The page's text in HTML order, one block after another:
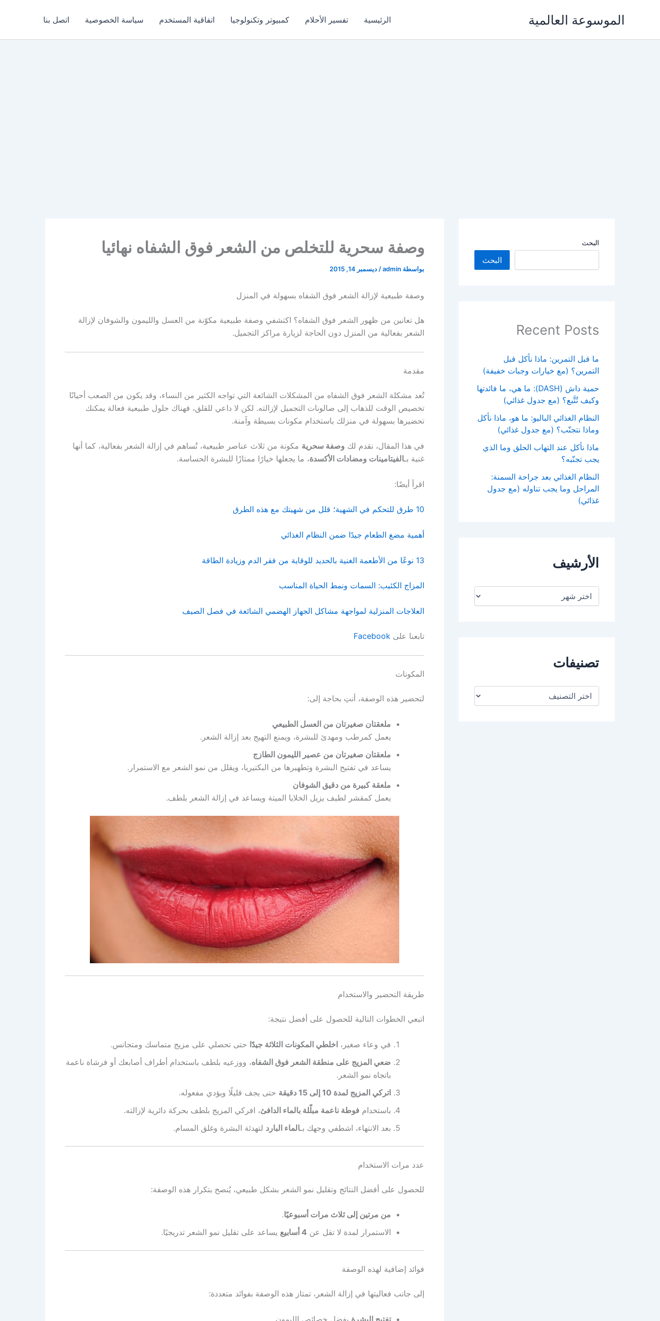
الموسوعة العالمية الرئيسية تفسير الأحلام كمبيوتر وتكنولوجيا اتفاقية المستخدم سياسة الخصوصية اتصل بنا
البحث
البحث
Recent Posts
ما قبل التمرين: ماذا نأكل قبل
التمرين؟ (مع خيارات وجبات خفيفة)
حمية داش (DASH): ما هي، ما فائدتها
وكيف تُتَّبع؟ (مع جدول غذائي)
النظام الغذائي الباليو: ما هو، ماذا نأكل
وماذا نتجنّب؟ (مع جدول غذائي)
ماذا نأكل عند التهاب الحلق وما الذي
يجب تجنّبه؟
النظام الغذائي بعد جراحة السمنة:
المراحل وما يجب تناوله (مع جدول
غذائي)
الأرشيف
تصنيفات
وصفة سحرية للتخلص من الشعر فوق الشفاه نهائيا
بواسطة admin
/ ديسمبر 14, 2015
وصفة طبيعية لإزالة الشعر فوق الشفاه بسهولة في المنزل
هل تعانين من ظهور الشعر فوق الشفاه؟ اكتشفي وصفة طبيعية مكوّنة من العسل والليمون والشوفان لإزالة
الشعر بفعالية من المنزل دون الحاجة لزيارة مراكز التجميل.
مقدمة
تُعد مشكلة الشعر فوق الشفاه من المشكلات الشائعة التي تواجه الكثير من النساء، وقد يكون من الصعب أحيانًا
تخصيص الوقت للذهاب إلى صالونات التجميل لإزالته. لكن لا داعي للقلق، فهناك حلول طبيعية فعالة يمكنك
تحضيرها بسهولة في منزلك باستخدام مكونات بسيطة وآمنة.
في هذا المقال، نقدم لك وصفة سحرية مكونة من ثلاث عناصر طبيعية، تُساهم في إزالة الشعر بفعالية، كما أنها
غنية بـالفيتامينات ومضادات الأكسدة، ما يجعلها خيارًا ممتازًا للبشرة الحساسة.
اقرأ أيضًا:
10 طرق للتحكم في الشهية؛ قلل من شهيتك مع هذه الطرق
أهمية مضغ الطعام جيدًا ضمن النظام الغذائي
13 نوعًا من الأطعمة الغنية بالحديد للوقاية من فقر الدم وزيادة الطاقة
المزاج الكئيب: السمات ونمط الحياة المناسب
العلاجات المنزلية لمواجهة مشاكل الجهاز الهضمي الشائعة في فصل الصيف
تابعنا على Facebook
المكونات
لتحضير هذه الوصفة، أنتِ بحاجة إلى:
ملعقتان صغيرتان من العسل الطبيعي
يعمل كمرطب ومهدئ للبشرة، ويمنع التهيج بعد إزالة الشعر.
ملعقتان صغيرتان من عصير الليمون الطازج
يساعد في تفتيح البشرة وتطهيرها من البكتيريا، ويقلل من نمو الشعر مع الاستمرار.
ملعقة كبيرة من دقيق الشوفان
يعمل كمقشر لطيف يزيل الخلايا الميتة ويساعد في إزالة الشعر بلطف.
طريقة التحضير والاستخدام
اتبعي الخطوات التالية للحصول على أفضل نتيجة:
في وعاء صغير، اخلطي المكونات الثلاثة جيدًا حتى تحصلي على مزيج متماسك ومتجانس.
ضعي المزيج على منطقة الشعر فوق الشفاه، ووزعيه بلطف باستخدام أطراف أصابعك أو فرشاة ناعمة
باتجاه نمو الشعر.
اتركي المزيج لمدة 10 إلى 15 دقيقة
حتى يجف قليلًا ويؤدي مفعوله.
باستخدام فوطة ناعمة مبلّلة بالماء الدافئ، افركي المزيج بلطف بحركة دائرية لإزالته.
بعد الانتهاء، اشطفي وجهك بـالماء البارد لتهدئة البشرة وغلق المسام.
عدد مرات الاستخدام
للحصول على أفضل النتائج وتقليل نمو الشعر بشكل طبيعي، يُنصح بتكرار هذه الوصفة:
من مرتين إلى ثلاث مرات أسبوعيًا.
الاستمرار لمدة لا تقل عن 4 أسابيع يساعد على تقليل نمو الشعر تدريجيًا.
فوائد إضافية لهذه الوصفة
إلى جانب فعاليتها في إزالة الشعر، تمتاز هذه الوصفة بفوائد متعددة:
تفتيح البشرة بفضل خصائص الليمون.